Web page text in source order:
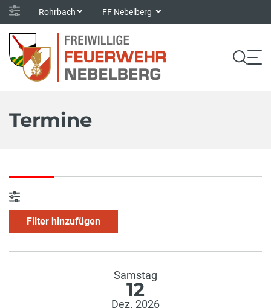
Rohrbach FF Nebelberg
Termine
Filter hinzufügen
Samstag
12
Dez. 2026